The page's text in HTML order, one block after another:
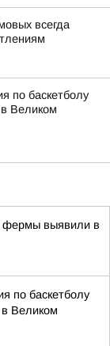
всегда
по баскетболу
Великом
фермы выявили в
по баскетболу
Великом